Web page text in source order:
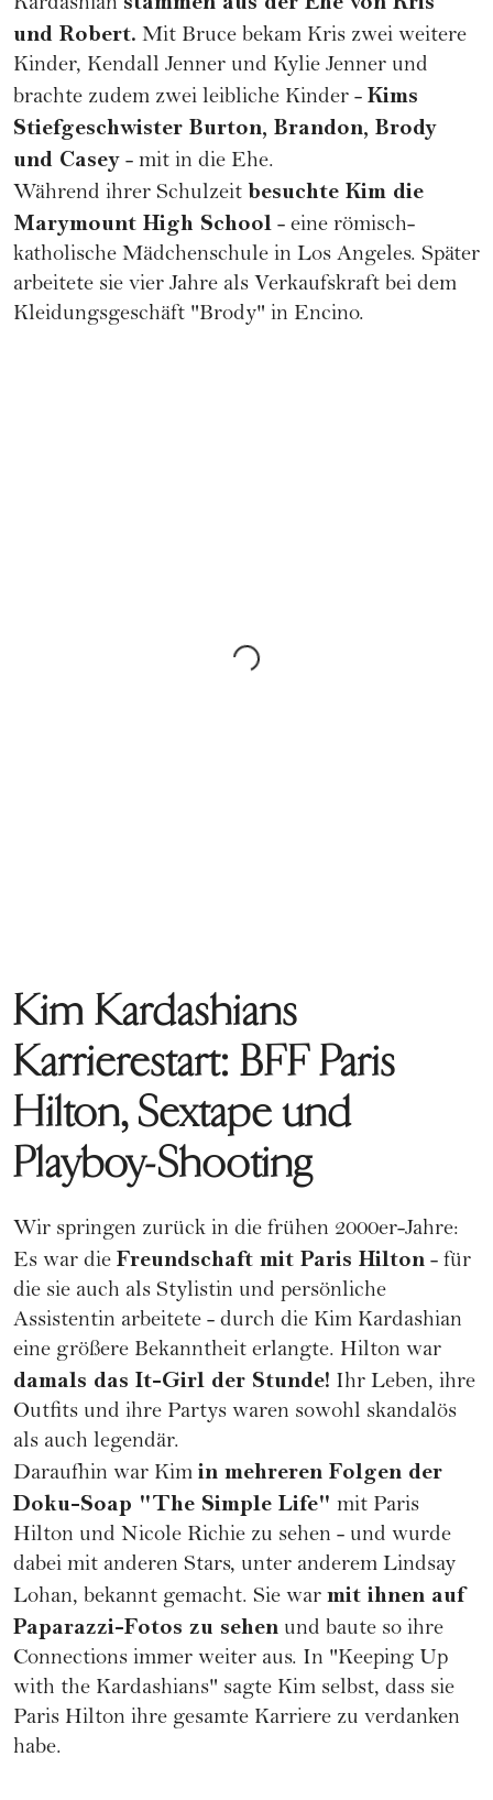
Kardashian
und Robert. Mit Bruce bekam Kris zwei weitere
Kinder, Kendall Jenner und Kylie Jenner und
brachte zudem zwei leibliche Kinder - Kims
Stiefgeschwister Burton, Brandon, Brody
und Casey - mit in die Ehe.
Während ihrer Schulzeit besuchte Kim die
Marymount High School - eine römisch-
katholische Mädchenschule in Los Angeles. Später
arbeitete sie vier Jahre als Verkaufskraft bei dem
Kleidungsgeschäft "Brody" in Encino.
Kim Kardashians
Karrierestart: BFF Paris
Hilton, Sextape und
Playboy-Shooting
Wir springen zurück in die frühen 2000er-Jahre:
Es war die Freundschaft mit Paris Hilton - für
die sie auch als Stylistin und persönliche
Assistentin arbeitete - durch die Kim Kardashian
eine größere Bekanntheit erlangte. Hilton war
damals das It-Girl der Stunde! Ihr Leben, ihre
Outfits und ihre Partys waren sowohl skandalös
als auch legendär.
Daraufhin war Kim in mehreren Folgen der
Doku-Soap "The Simple Life" mit Paris
Hilton und Nicole Richie zu sehen - und wurde
dabei mit anderen Stars, unter anderem Lindsay
Lohan, bekannt gemacht. Sie war mit ihnen auf
Paparazzi-Fotos zu sehen und baute so ihre
Connections immer weiter aus. In "Keeping Up
with the Kardashians" sagte Kim selbst, dass sie
Paris Hilton ihre gesamte Karriere zu verdanken
habe.